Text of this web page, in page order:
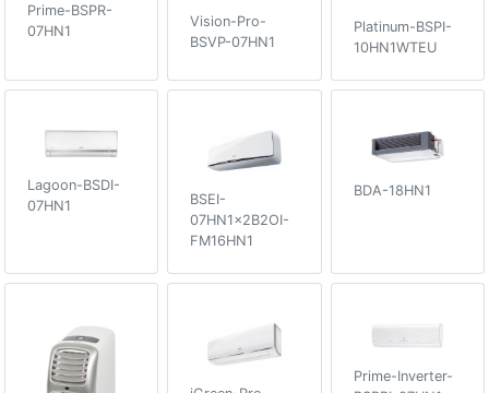
Prime-BSPR-
07HN1
Vision-Pro-
BSVP-07HN1
Platinum-BSPI-
10HN1WTEU
Lagoon-BSDI-
07HN1
BSEI-
07HN1x2B2OI-
FM16HN1
BDA-18HN1
Prime-Inverter-